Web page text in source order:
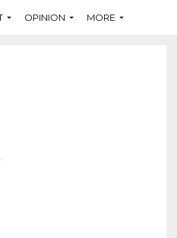
OPINION MORE